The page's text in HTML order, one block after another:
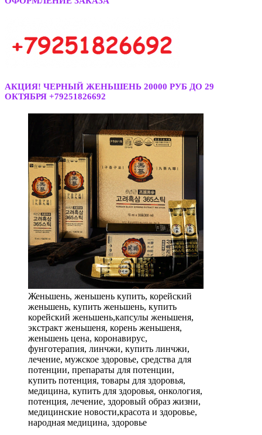
АКЦИЯ! ЧЕРНЫЙ ЖЕНЬШЕНЬ 20000 РУБ ДО 29
ОКТЯБРЯ +79251826692
Женьшень, женьшень купить, корейский
женьшень, купить женьшень, купить
корейский женьшень,капсулы женьшеня,
экстракт женьшеня, корень женьшеня,
женьшень цена, коронавирус,
фунготерапия, линчжи, купить линчжи,
лечение, мужское здоровье, средства для
потенции, препараты для потенции,
купить потенция, товары для здоровья,
медицина, купить для здоровья, онкология,
потенция, лечение, здоровый образ жизни,
медицинские новости,красота и здоровье,
народная медицина, здоровье